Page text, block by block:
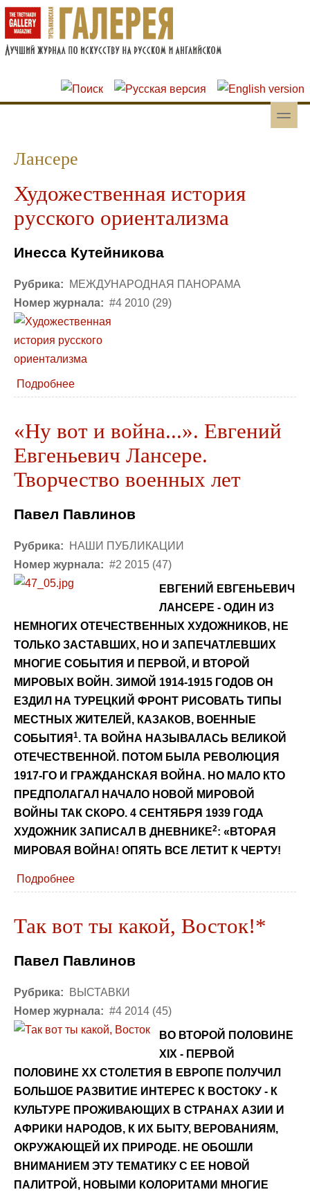
Перейти к основному содержанию
Skip to search
toggle
Лансере
Художественная история
русского ориентализма
Инесса Кутейникова
Рубрика:
МЕЖДУНАРОДНАЯ ПАНОРАМА
Номер журнала: #4 2010 (29)
Подробнее
«Ну вот и война...». Евгений
Евгеньевич Лансере.
Творчество военных лет
Павел Павлинов
Рубрика:
НАШИ ПУБЛИКАЦИИ
Номер журнала: #2 2015 (47)
ЕВГЕНИЙ ЕВГЕНЬЕВИЧ
ЛАНСЕРЕ - ОДИН ИЗ
НЕМНОГИХ ОТЕЧЕСТВЕННЫХ ХУДОЖНИКОВ, НЕ
ТОЛЬКО ЗАСТАВШИХ, НО И ЗАПЕЧАТЛЕВШИХ
МНОГИЕ СОБЫТИЯ И ПЕРВОЙ, И ВТОРОЙ
МИРОВЫХ ВОЙН. ЗИМОЙ 1914-1915 ГОДОВ ОН
ЕЗДИЛ НА ТУРЕЦКИЙ ФРОНТ РИСОВАТЬ ТИПЫ
МЕСТНЫХ ЖИТЕЛЕЙ, КАЗАКОВ, ВОЕННЫЕ
СОБЫТИЯ 1. ТА ВОЙНА НАЗЫВАЛАСЬ ВЕЛИКОЙ
ОТЕЧЕСТВЕННОЙ. ПОТОМ БЫЛА РЕВОЛЮЦИЯ
1917-ГО И ГРАЖДАНСКАЯ ВОЙНА. НО МАЛО КТО
ПРЕДПОЛАГАЛ НАЧАЛО НОВОЙ МИРОВОЙ
ВОЙНЫ ТАК СКОРО. 4 СЕНТЯБРЯ 1939 ГОДА
ХУДОЖНИК ЗАПИСАЛ В ДНЕВНИКЕ2: «ВТОРАЯ
МИРОВАЯ ВОЙНА! ОПЯТЬ ВСЕ ЛЕТИТ К ЧЕРТУ!
Подробнее
Так вот ты какой, Восток!*
Павел Павлинов
Рубрика:
ВЫСТАВКИ
Номер журнала: #4 2014 (45)
ВО ВТОРОЙ ПОЛОВИНЕ
XIX - ПЕРВОЙ
ПОЛОВИНЕ ХХ СТОЛЕТИЯ В ЕВРОПЕ ПОЛУЧИЛ
БОЛЬШОЕ РАЗВИТИЕ ИНТЕРЕС К ВОСТОКУ - К
КУЛЬТУРЕ ПРОЖИВАЮЩИХ В СТРАНАХ АЗИИ И
АФРИКИ НАРОДОВ, К ИХ БЫТУ, ВЕРОВАНИЯМ,
ОКРУЖАЮЩЕЙ ИХ ПРИРОДЕ. НЕ ОБОШЛИ
ВНИМАНИЕМ ЭТУ ТЕМАТИКУ С ЕЕ НОВОЙ
ПАЛИТРОЙ, НОВЫМИ КОЛОРИТАМИ МНОГИЕ